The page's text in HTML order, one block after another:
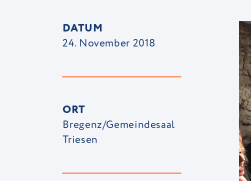
DATUM
24. November 2018
ORT
Bregenz/Gemeindesaal
Triesen